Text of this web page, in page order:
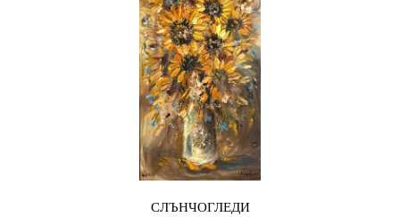
СЛЪНЧОГЛЕДИ